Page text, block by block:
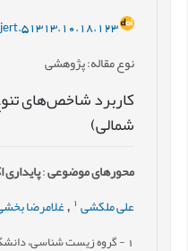
نوع مقاله: پژوهشی
کاربرد شاخص‌های
شمالی)
محورهای موضوعی:
علی ملکشی 1
,غلامرضا
1 - گروه زیست شناسی،